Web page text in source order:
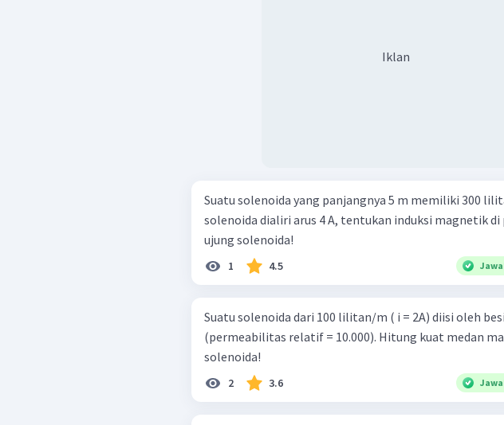
Iklan
Suatu solenoida yang panjangnya 5 m memiliki 300
solenoida dialiri arus 4 A, tentukan induksi magnetik di
ujung solenoida!
1 4.5
Suatu solenoida dari 100 lilitan/m ( i = 2A) diisi oleh
(permeabilitas relatif = 10.000). Hitung kuat medan
solenoida!
2 3.6